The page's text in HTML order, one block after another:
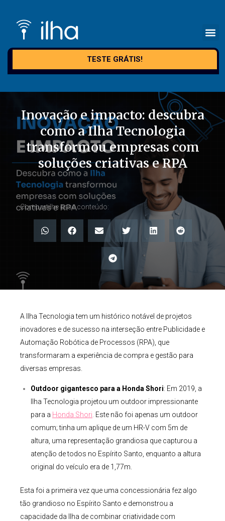
TESTE GRÁTIS!
Inovação e impacto: descubra
como a Ilha Tecnologia
transformou empresas com
soluções criativas e RPA
Compartilhe esse conteúdo:
A Ilha Tecnologia tem um histórico notável de projetos
inovadores e de sucesso na interseção entre Publicidade e
Automação Robótica de Processos (RPA), que
transformaram a experiência de compra e gestão para
diversas empresas.
Outdoor gigantesco para a Honda Shori: Em 2019, a
Ilha Tecnologia projetou um outdoor impressionante
para a Honda Shori Este não foi apenas um outdoor
comum; tinha um aplique de um HR-V com 5m de
altura, uma representação grandiosa que capturou a
atenção de todos no Espírito Santo, enquanto a altura
original do veículo era de 1,77m.
Esta foi a primeira vez que uma concessionária fez algo
tão grandioso no Espírito Santo e demonstrou a
capacidade da Ilha de combinar criatividade com